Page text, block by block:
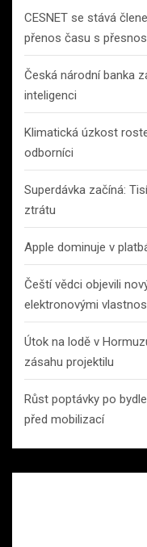
CESNET se stává
přenos času s
Česká národní banka
inteligenci
Klimatická úzkost
odborníci
Superdávka začíná:
ztrátu
Apple dominuje v
Čeští vědci objevili
elektronovými
Útok na lodě v
zásahu projektilu
Růst poptávky po
před mobilizací